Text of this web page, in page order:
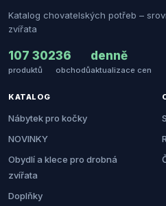
Katalog chovatelských potřeb –
zvířata
107 302
produktů
36
obchodů
denně
aktualizace cen
KATALOG
Nábytek pro kočky
NOVINKY
Obydlí a klece pro drobná
zvířata
Doplňky